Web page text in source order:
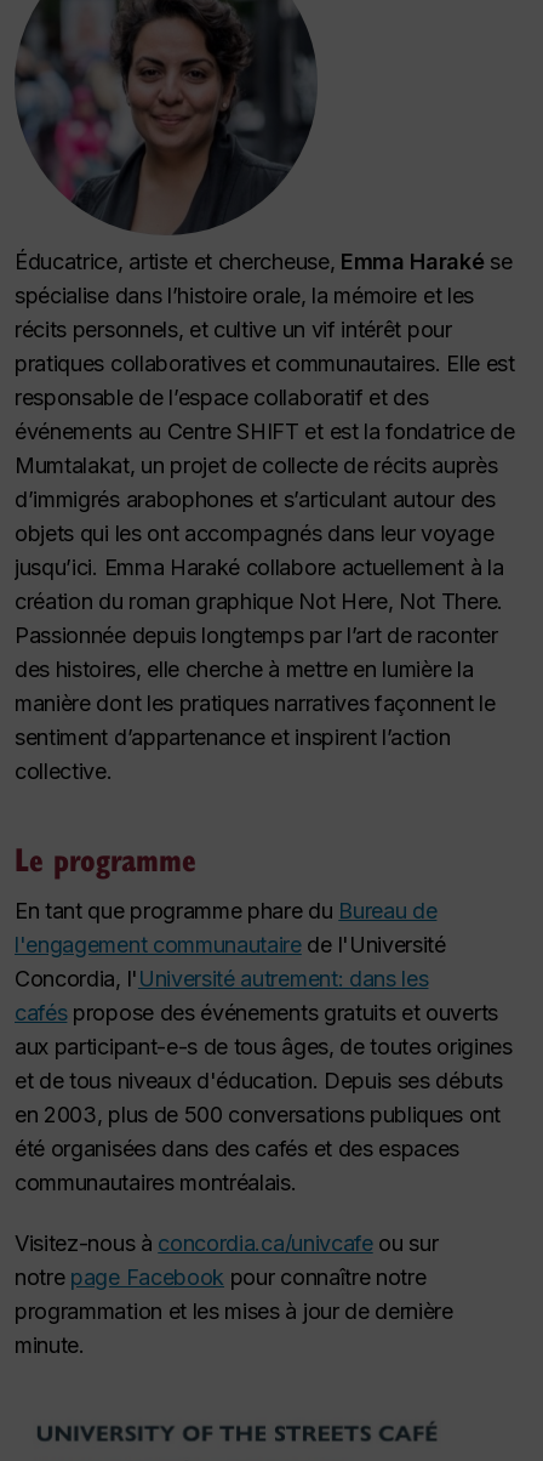
Éducatrice, artiste et chercheuse, Emma Haraké se
spécialise dans l’histoire orale, la mémoire et les
récits personnels, et cultive un vif intérêt pour
pratiques collaboratives et communautaires. Elle est
responsable de l’espace collaboratif et des
événements au Centre SHIFT et est la fondatrice de
Mumtalakat, un projet de collecte de récits auprès
d’immigrés arabophones et s’articulant autour des
objets qui les ont accompagnés dans leur voyage
jusqu’ici. Emma Haraké collabore actuellement à la
création du roman graphique Not Here, Not There.
Passionnée depuis longtemps par l’art de raconter
des histoires, elle cherche à mettre en lumière la
manière dont les pratiques narratives façonnent le
sentiment d’appartenance et inspirent l’action
collective.
Le programme
En tant que programme phare du Bureau de
l'engagement communautairede l'Université
Concordia, l'Université autrement: dans les
caféspropose des événements gratuits et ouverts
aux participant-e-s de tous âges, de toutes origines
et de tous niveaux d'éducation. Depuis ses débuts
en 2003, plus de 500 conversations publiques ont
été organisées dans des cafés et des espaces
communautaires montréalais.
Visitez-nous à concordia.ca/univcafeou sur
notre page Facebook pour connaître notre
programmation et les mises à jour de dernière
minute.